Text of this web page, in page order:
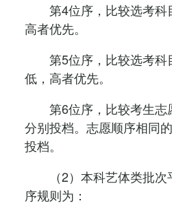
第4位序，比较选考科
高者优先。
第5位序，比较选考
低，高者优先。
第6位序，比较考生
分别投档。志愿顺序相同
投档。
（2）本科艺体类批
序规则为：